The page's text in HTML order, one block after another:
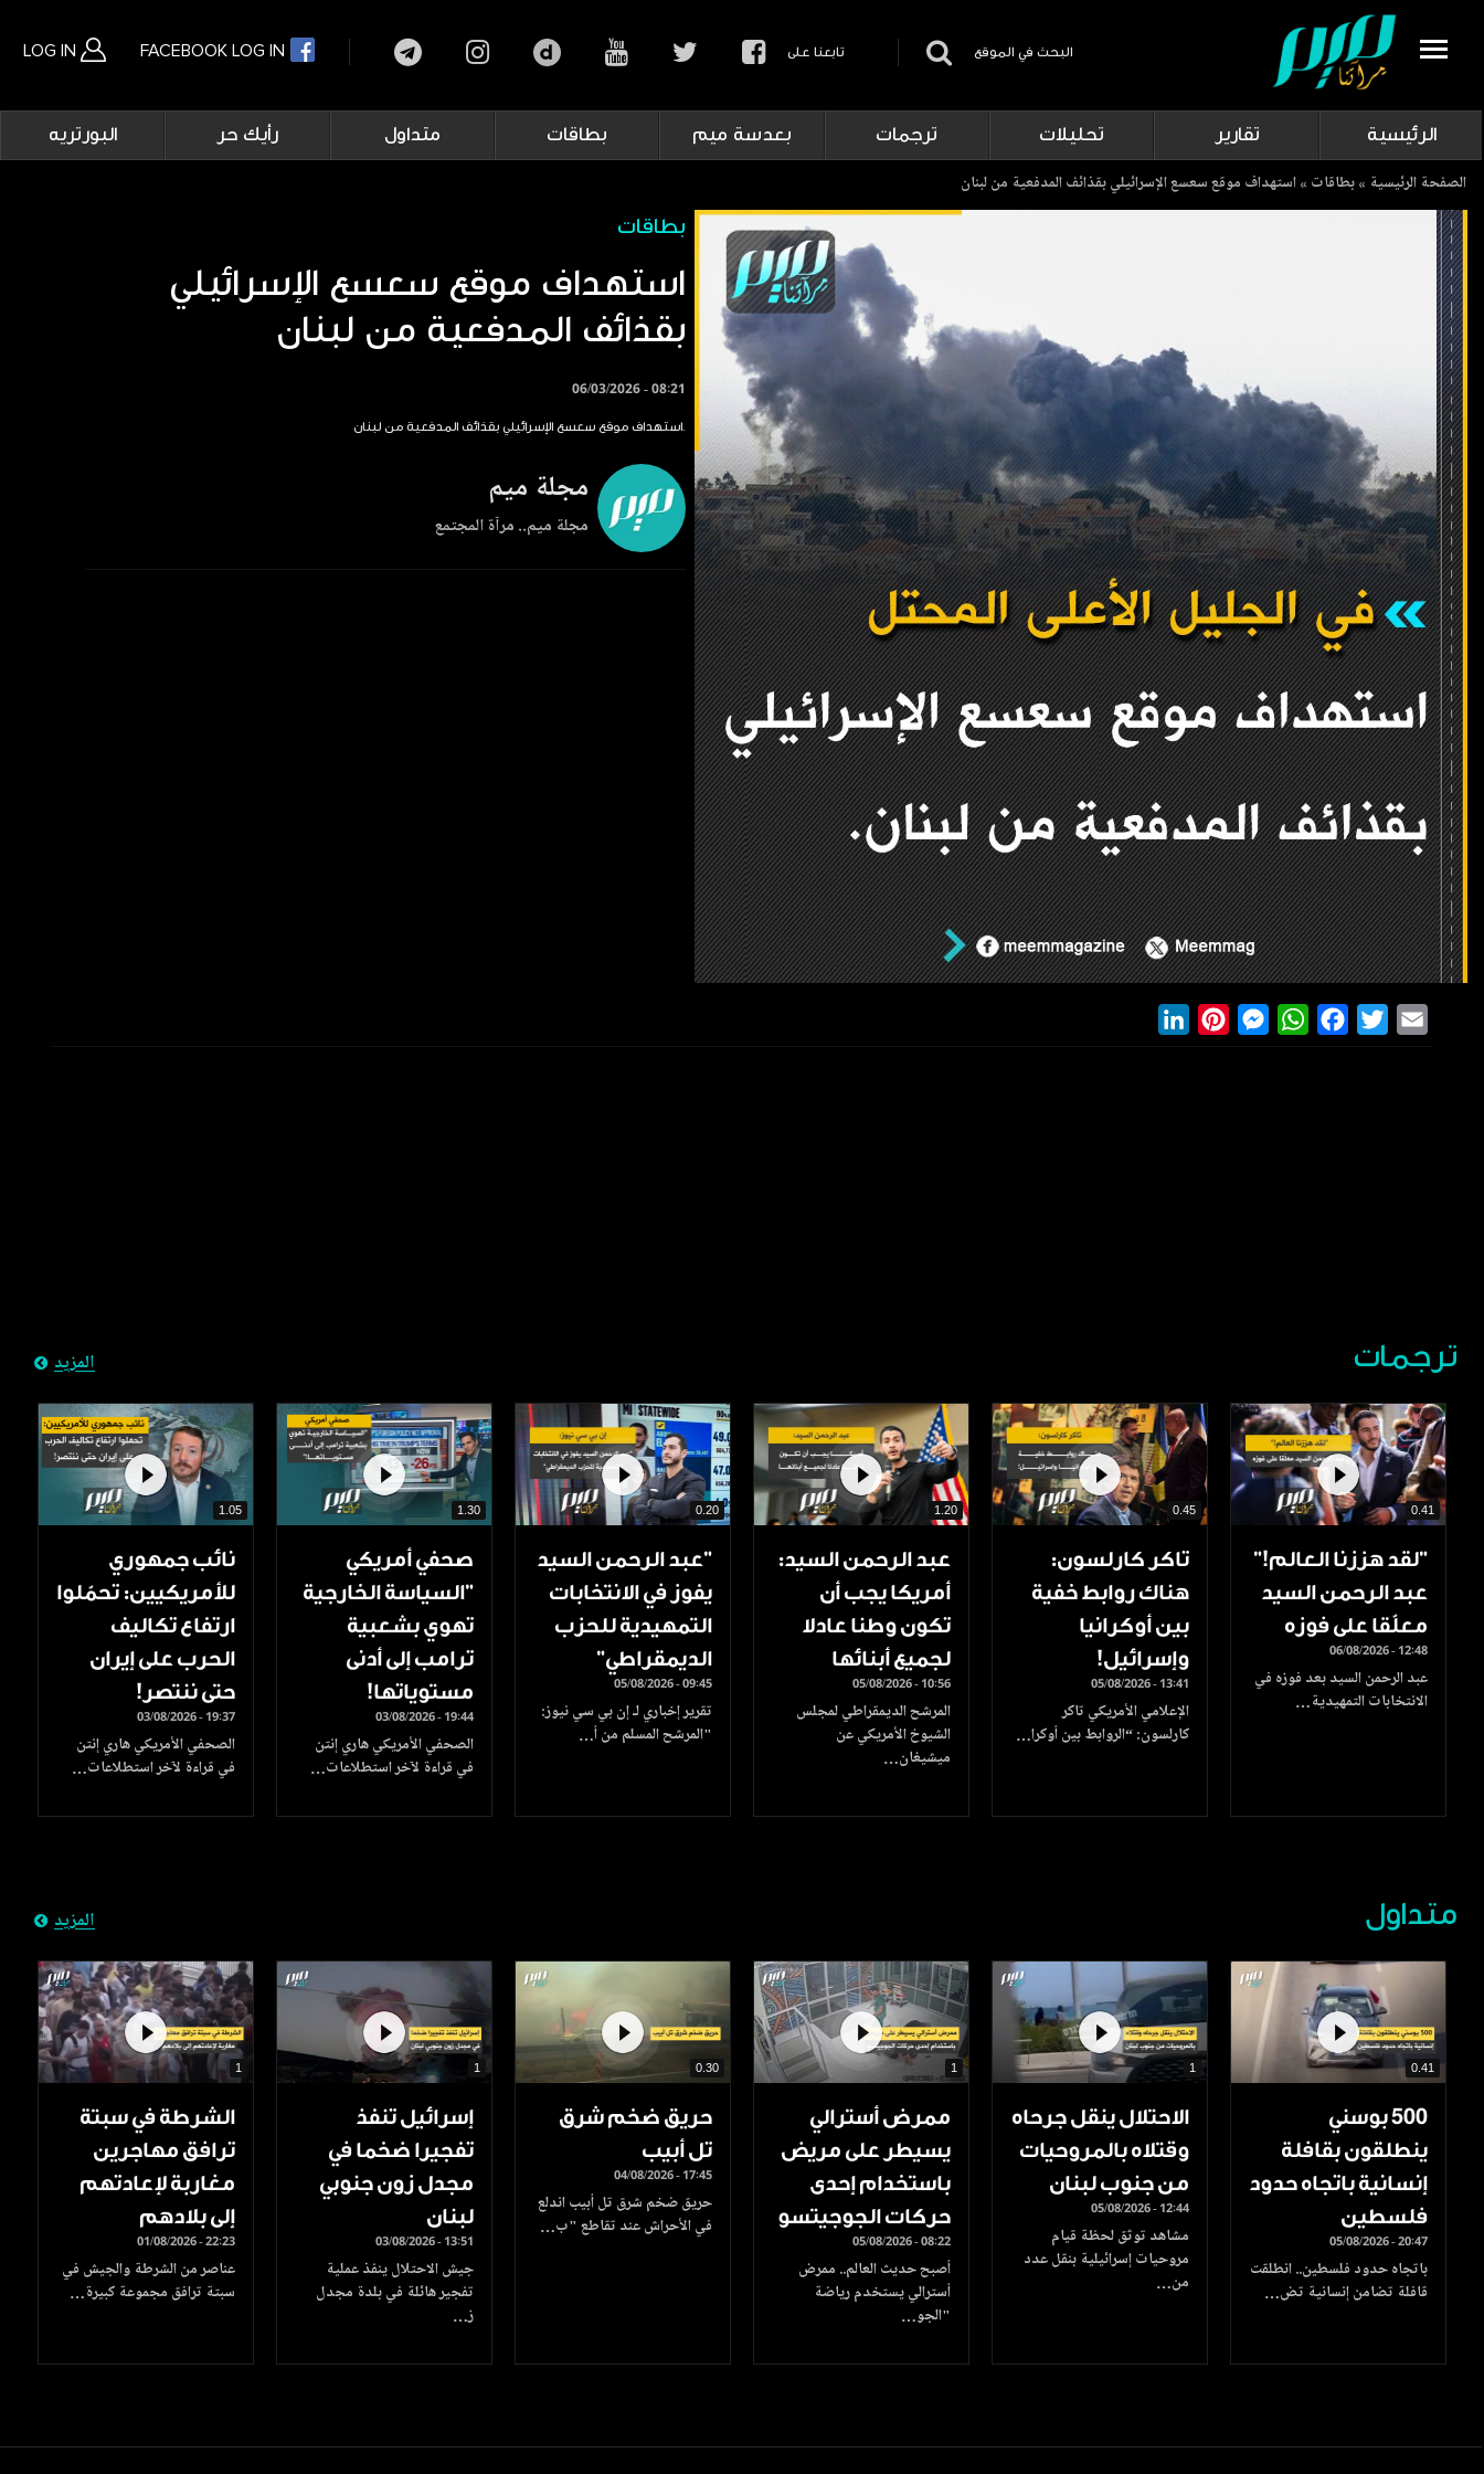
LOG IN FACEBOOK LOG IN البحث في الموقع تابعنا على
Main
navigation
الرئيسية تقارير تحليلات ترجمات بعدسة ميم بطاقات متداول رأيك حر البورتريه
Breadcrumb
الصفحة الرئيسية بطاقات استهداف موقع سعسع الإسرائيلي بقذائف المدفعية من لبنان
بطاقات
استهداف موقع سعسع الإسرائيلي
بقذائف المدفعية من لبنان
06/03/2026 - 08:21
استهداف موقع سعسع الإسرائيلي بقذائف المدفعية من لبنان.
مجلة ميم
مجلة ميم.. مرآة المجتمع
LinkedInPinterestMessengerWhatsAppFacebook
Twitter
ترجمات المزيد
0.41
”لقد هززنا العالم!”
عبد الرحمن السيد
معلّقا على فوزه
06/08/2026 - 12:48
عبد الرحمن السيد بعد فوزه في
الانتخابات التمهيدية…
0.45
تاكر كارلسون:
هناك روابط خفية
بين أوكرانيا
وإسرائيل!
05/08/2026 - 13:41
الإعلامي الأمريكي تاكر
كارلسون: “الروابط بين أوكرا…
1.20
عبد الرحمن السيد:
أمريكا يجب أن
تكون وطنا عادلا
لجميع أبنائها
05/08/2026 - 10:56
المرشح الديمقراطي لمجلس
الشيوخ الأمريكي عن
ميشيغان…
0.20
"عبد الرحمن السيد
يفوز في الانتخابات
التمهيدية للحزب
الديمقراطي"
05/08/2026 - 09:45
تقرير إخباري لـ إن بي سي نيوز:
"المرشح المسلم من أ…
1.30
صحفي أمريكي
"السياسة الخارجية
تهوي بشعبية
ترامب إلى أدنى
مستوياتها!
03/08/2026 - 19:44
الصحفي الأمريكي هاري إنتن
في قراءة لآخر استطلاعات…
1.05
نائب جمهوري
للأمريكيين: تحمّلوا
ارتفاع تكاليف
الحرب على إيران
حتى ننتصر!
03/08/2026 - 19:37
الصحفي الأمريكي هاري إنتن
في قراءة لآخر استطلاعات…
متداول المزيد
0.41
500 بوسني
ينطلقون بقافلة
إنسانية باتجاه حدود
فلسطين
05/08/2026 - 20:47
باتجاه حدود فلسطين.. انطلقت
قافلة تضامن إنسانية تض…
1
الاحتلال ينقل جرحاه
وقتلاه بالمروحيات
من جنوب لبنان
05/08/2026 - 12:44
مشاهد توثق لحظة قيام
مروحيات إسرائيلية بنقل عدد
من…
1
ممرض أسترالي
يسيطر على مريض
باستخدام إحدى
حركات الجوجيتسو
05/08/2026 - 08:22
أصبح حديث العالم.. ممرض
أسترالي يستخدم رياضة
"الجو…
0.30
حريق ضخم شرق
تل أبيب
04/08/2026 - 17:45
حريق ضخم شرق تل أبيب اندلع
في الأحراش عند تقاطع "ب…
1
إسرائيل تنفذ
تفجيرا ضخما في
مجدل زون جنوبي
لبنان
03/08/2026 - 13:51
جيش الاحتلال ينفذ عملية
تفجير هائلة في بلدة مجدل
ز…
1
الشرطة في سبتة
ترافق مهاجرين
مغاربة لإعادتهم
إلى بلادهم
01/08/2026 - 22:23
عناصر من الشرطة والجيش في
سبتة ترافق مجموعة كبيرة…